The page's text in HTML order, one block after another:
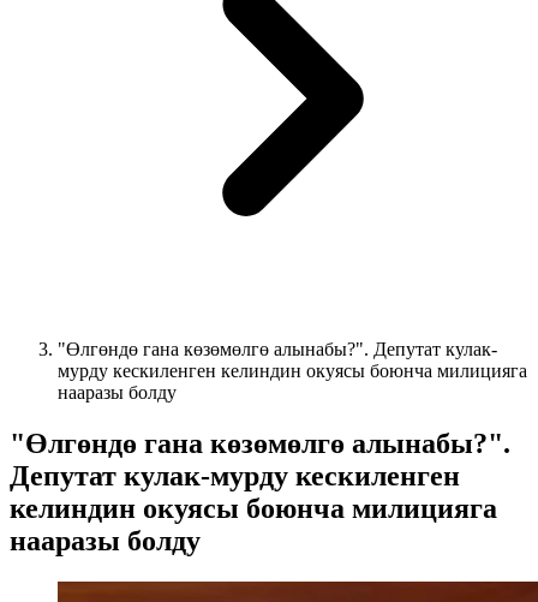
"Өлгөндө гана көзөмөлгө алынабы?". Депутат кулак-
мурду кескиленген келиндин окуясы боюнча милицияга
нааразы болду
"Өлгөндө гана көзөмөлгө алынабы?".
Депутат кулак-мурду кескиленген
келиндин окуясы боюнча милицияга
нааразы болду